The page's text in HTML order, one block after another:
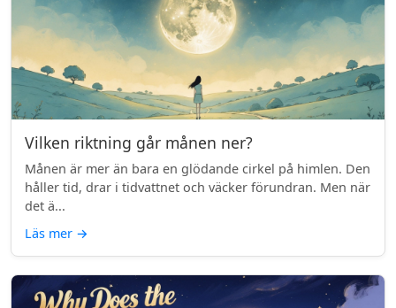
Vilken riktning går månen ner?
Månen är mer än bara en glödande cirkel på himlen. Den
håller tid, drar i tidvattnet och väcker förundran. Men när
det ä...
Läs mer →